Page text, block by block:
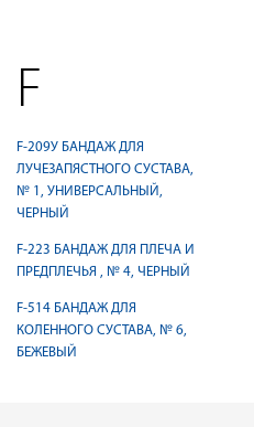
F
F-209У БАНДАЖ ДЛЯ
ЛУЧЕЗАПЯСТНОГО СУСТАВА,
№ 1, УНИВЕРСАЛЬНЫЙ,
ЧЕРНЫЙ
F-223 БАНДАЖ ДЛЯ ПЛЕЧА И
ПРЕДПЛЕЧЬЯ , № 4, ЧЕРНЫЙ
F-514 БАНДАЖ ДЛЯ
КОЛЕННОГО СУСТАВА, № 6,
БЕЖЕВЫЙ